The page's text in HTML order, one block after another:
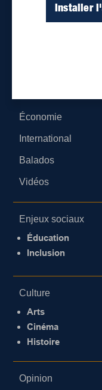
Installer
Économie
International
Balados
Vidéos
Enjeux sociaux
Éducation
Inclusion
Culture
Arts
Cinéma
Histoire
Opinion